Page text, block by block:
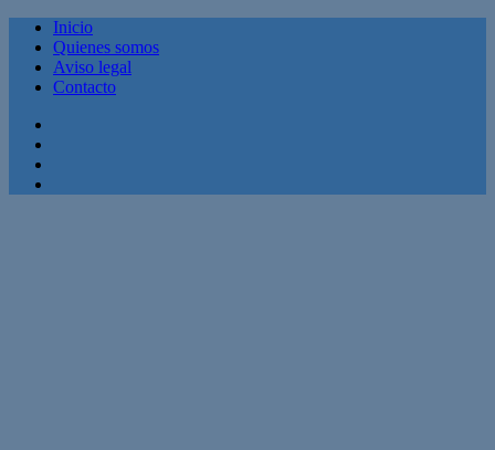
Inicio
Quienes somos
Aviso legal
Contacto